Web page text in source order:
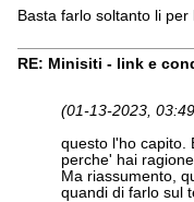
Basta farlo soltanto li
RE: Minisiti - link e
(01-13-2023,
questo l'ho capito.
perche' hai
Ma riassumento,
quandi di farlo sul